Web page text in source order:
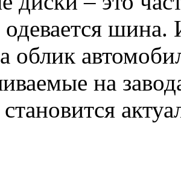
облик
на
становится